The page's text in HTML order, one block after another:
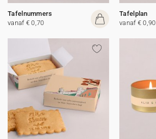
Tafelnummers
vanaf € 0,70
Tafelplan
vanaf € 0,90